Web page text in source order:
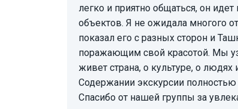
легко и приятно общаться, он
объектов. Я не ожидала многого
показал его с разных сторон и
поражающим свой красотой. Мы
живет страна, о культуре, о
Содержании экскурсии полностью
Спасибо от нашей группы за